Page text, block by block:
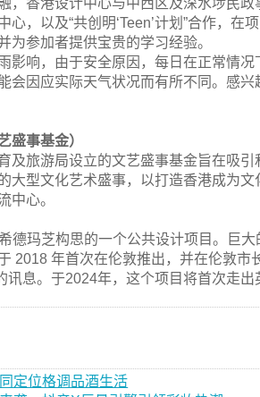
，香港设计中心与中西区及深水埗民
，以及“共创明‘Teen’计划”合作，
为参加者提供宝贵的学习经验。
影响，由于安全原因，每日在正常情
会因应实际天气状况而有所不同。感
盛事基金）
及旅游局设立的文艺盛事基金旨在吸
大型文化艺术盛事，以打造香港成为
中心。
德玛芝构思的一个公共设计项目。巨
2018 年首次在伦敦推出，并在伦敦市
息。于2024年，这个项目将首次走出
定位格调品酒生活